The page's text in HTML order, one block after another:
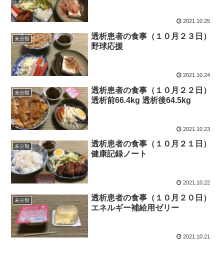
2021.10.25
未分類
透析患者の食事（１０月２３日）
野球応援
2021.10.24
未分類
透析患者の食事（１０月２２日）
透析前66.4kg 透析後64.5kg
2021.10.23
未分類
透析患者の食事（１０月２１日）
健康記録ノート
2021.10.22
未分類
透析患者の食事（１０月２０日）
エネルギー補給用ゼリー
2021.10.21